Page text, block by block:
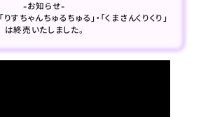
-お知らせ-
りすちゃんちゅるちゅる」・「くまさんくりくり」
は終売いたしました。